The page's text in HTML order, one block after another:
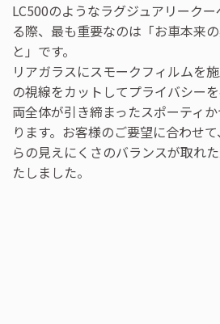
LC500のようなラグジュアリーク
る際、最も重要なのは「お車本来
と」です。
リアガラスにスモークフィルムを
の視線をカットしてプライバシー
両全体が引き締まったスポーティ
ります。お客様のご要望に合わせ
らの見えにくさのバランスが取れ
たしました。